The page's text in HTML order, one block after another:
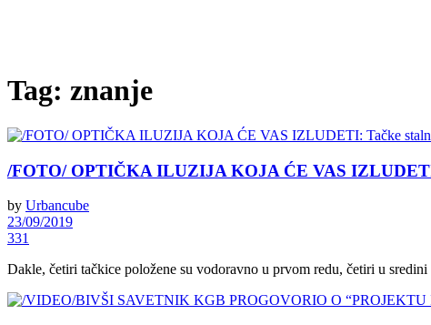
Tag: znanje
/FOTO/ OPTIČKA ILUZIJA KOJA ĆE VAS
by Urbancube
23/09/2019
331
Dakle, četiri tačkice položene su vodoravno u prvom redu, četiri u